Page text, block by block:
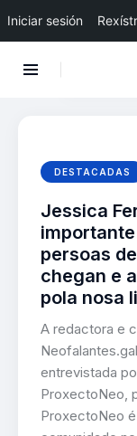
Iniciar sesión
DESTACADAS
Jessica
persoas
chegan e
pola nosa
A redactora e
entrevistada
ProxectoNeo,
ProxectoNeo